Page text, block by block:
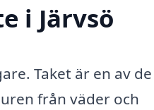
i Järvsö
Taket är en av de
från väder och